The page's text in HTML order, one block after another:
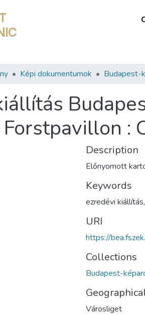
Képi dokumentumok Budapest-
:
Description
Előnyomott
Keywords
ezredévi kiállítás,
URI
https://
Collections
Budapest-
Városliget